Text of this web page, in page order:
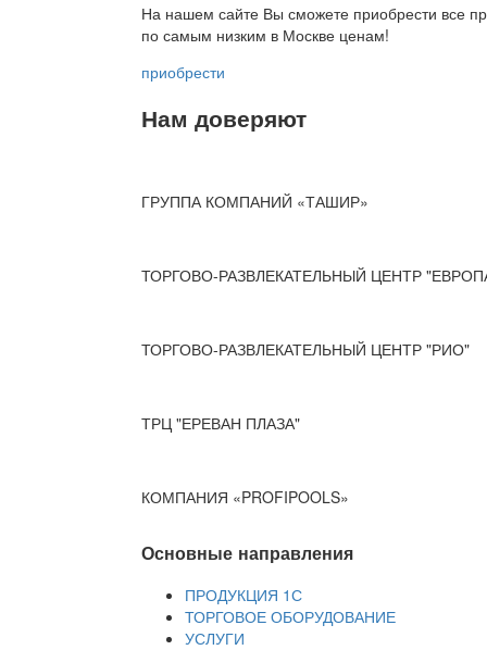
На нашем сайте Вы сможете приобрести все
по самым низким в Москве ценам!
приобрести
Нам доверяют
ГРУППА КОМПАНИЙ «ТАШИР»
ТОРГОВО-РАЗВЛЕКАТЕЛЬНЫЙ ЦЕНТР
ТОРГОВО-РАЗВЛЕКАТЕЛЬНЫЙ ЦЕНТР "РИО"
ТРЦ "ЕРЕВАН ПЛАЗА"
КОМПАНИЯ «PROFIPOOLS»
Основные направления
ПРОДУКЦИЯ 1С
ТОРГОВОЕ ОБОРУДОВАНИЕ
УСЛУГИ